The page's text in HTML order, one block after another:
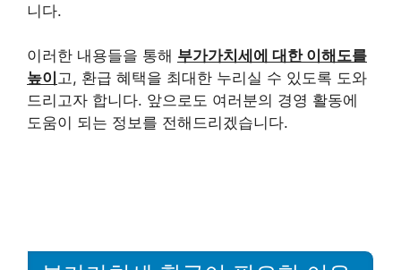
니다.
이러한 내용들을 통해 부가가치세에 대한 이해도를
높이 고, 환급 혜택을 최대한 누리실 수 있도록 도와
드리고자 합니다. 앞으로도 여러분의 경영 활동에
도움이 되는 정보를 전해드리겠습니다.